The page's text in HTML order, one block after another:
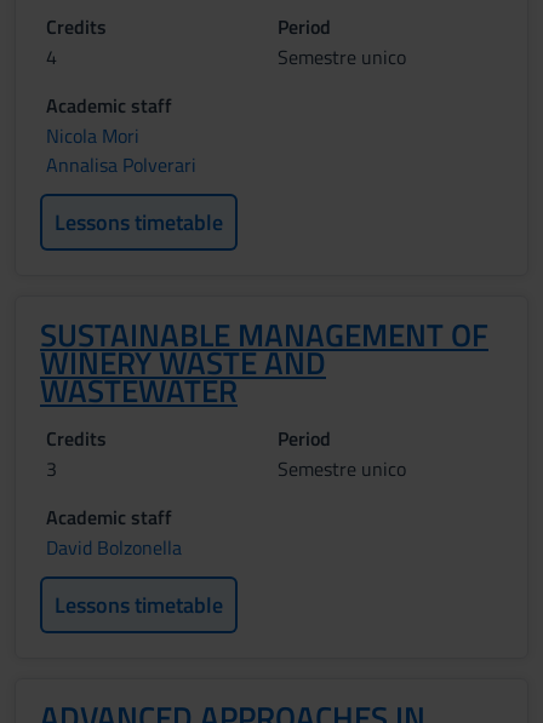
Credits
4
Period
Semestre unico
Academic staff
Nicola Mori
Annalisa Polverari
Lessons timetable
SUSTAINABLE MANAGEMENT OF
WINERY WASTE AND
WASTEWATER
Credits
3
Period
Semestre unico
Academic staff
David Bolzonella
Lessons timetable